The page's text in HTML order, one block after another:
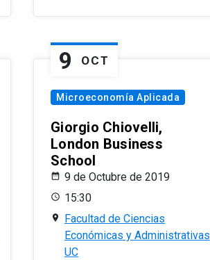
9 OCT
Microeconomía Aplicada
Giorgio Chiovelli,
London Business
School
9 de Octubre de 2019
15:30
Facultad de Ciencias
Económicas y Administrativas
UC